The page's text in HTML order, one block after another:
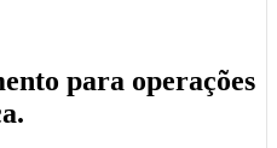
para operações
.